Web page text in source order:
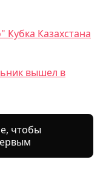
Кубка Казахстана
вышел в
чтобы